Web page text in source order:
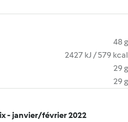
48 g
2427 kJ / 579 kcal
29 g
29 g
- janvier/février 2022